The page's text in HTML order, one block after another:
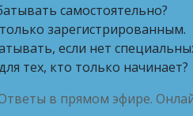
самостоятельно?
зарегистрированным.
если нет
тех, кто только начинает?
в прямом эфире.